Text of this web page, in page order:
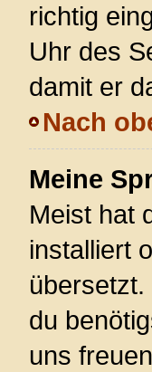
richtig
Uhr des
damit er
Nach
Meine
Meist hat
installiert
du
uns